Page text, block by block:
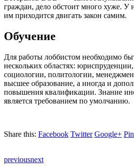
граждан, дело обстоит много хуже. У
им приходится двигать закон самим.
Обучение
Для работы лоббистом необходимо
нескольких областях:
социологии, политологии,
высшее образование, а иногда и
повышения квалификации. Знание
является требованием по умолчанию.
Share this: Facebook Twitter Google+
previousnext